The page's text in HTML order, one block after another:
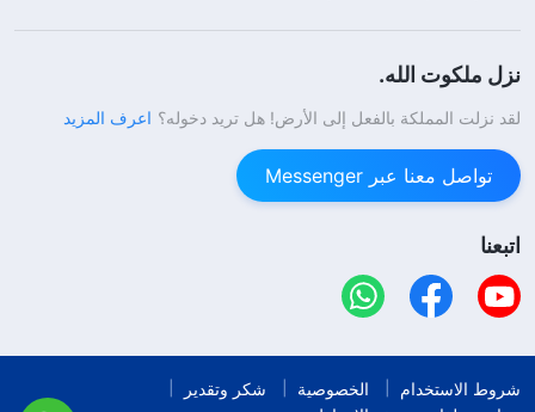
نزل ملكوت الله.
لقد نزلت المملكة بالفعل إلى الأرض! هل تريد دخوله؟ اعرف المزيد
تواصل معنا عبر Messenger
اتبعنا
شروط الاستخدام الخصوصية
شكر وتقدير